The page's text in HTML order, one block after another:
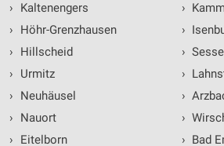
›
Kaltenengers
›
Höhr-Grenzhausen
›
Hillscheid
›
Urmitz
›
Neuhäusel
›
Nauort
›
Eitelborn
›
›
›
›
›
›
› Bad